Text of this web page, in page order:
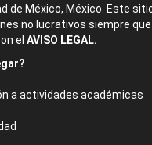
de México, México. Este
no lucrativos siempre
el AVISO LEGAL.
a actividades académicas